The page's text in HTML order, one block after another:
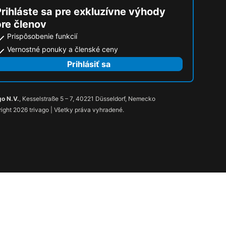
sa pre exkluzívne výhody
členov
Prispôsobenie funkcií
Vernostné ponuky a členské ceny
Prihlásiť sa
N.V., Kesselstraße 5 – 7, 40221 Düsseldorf, Nemecko
2026 trivago | Všetky práva vyhradené.